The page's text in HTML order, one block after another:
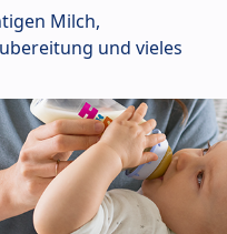
Milch,
und vieles